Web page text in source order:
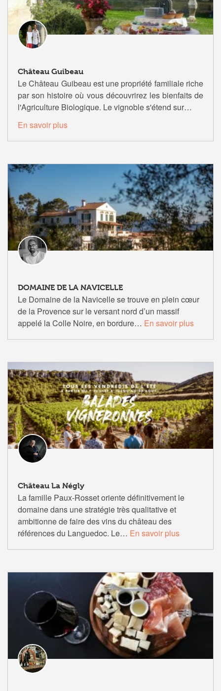
Château Guibeau
Le Château Guibeau est une propriété familiale riche
par son histoire où vous découvrirez les bienfaits de
l'Agriculture Biologique. Le vignoble s'étend sur…
En savoir plus
DOMAINE DE LA NAVICELLE
Le Domaine de la Navicelle se trouve en plein cœur
de la Provence sur le versant nord d’un massif
appelé la Colle Noire, en bordure… En savoir plus
Château La Négly
La famille Paux-Rossetoriente définitivement le
domaine dans une stratégie très qualitative et
ambitionne de faire des vins du château des
références du Languedoc. Le… En savoir plus